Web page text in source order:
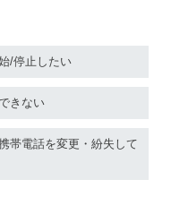
/停止したい
きない
帯電話を変更・紛失して